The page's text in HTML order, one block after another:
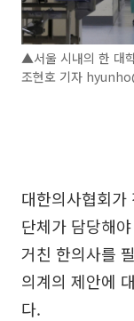
▲서울 시내의 한 대
조현호 기자
대한의사협회가
단체가 담당해
거친 한의사를
의계의 제안에
다.